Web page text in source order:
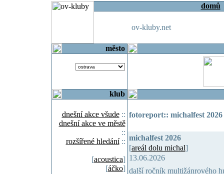
domů
ov-kluby.net
město
klub
dnešní akce všude::
dnešní akce ve městě
::
rozšířené hledání::
[acoustica]
[áčko]
fotoreport:: michalfest 2026
michalfest 2026
[areál dolu michal]
13.06.2026
další ročník multižánrového